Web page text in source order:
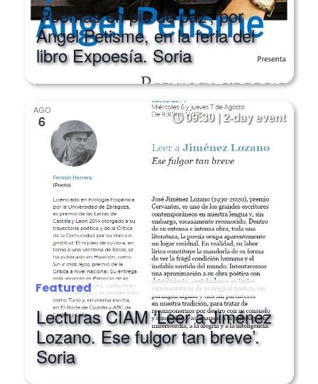
Ángel Petisme, en la feria del
libro Expoesía. Soria
AGO 09:30 | 2-day event
Featured
Lecturas CIAM ‘Leer a Jiménez
Lozano. Ese fulgor tan breve’.
Soria